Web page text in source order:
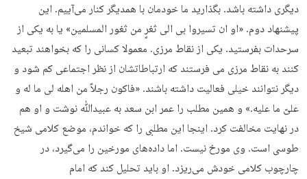
دیگری داشته باشد. بگذارید ما خودمان با همدیگر کنار می‌آییم. این
پیشنهاد دوم. «او ان تسیروا بی الی ثغرٍ من ثغور المسلمین» یا به یکی از
سرحدات بفرستید. یکی از نقاط مرزی. معمولا کسانی را که بخواهند تبعید
کنند به نقاط مرزی می فرستند که ارتباطاتشان از نظر اجتماعی کم شود و
دیگر نتوانند خیلی فعالیت داشته باشند. «فاکون رجلاً من اهله لی ما له و
علیّ ما علیه.» و همین مطلب را عمر ابن سعد به عبیدﷲ نوشت و او هم
در نهایت مخالفت کرد. اینجا این مطلبی را که خواندم، موضع کلامی شیخ
طوسی است. وی مورخ نیست. اما داده‌های مورخین را می‌گیرد، در
چارچوب کلامی خودش می‌ریزد. او باید تحلیل کند که امام